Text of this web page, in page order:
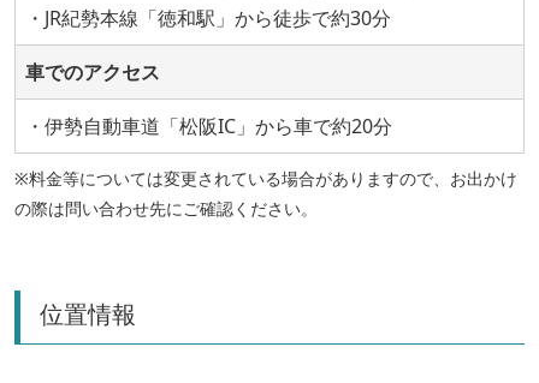
・JR紀勢本線「徳和駅」から徒歩で約30分
車でのアクセス
・伊勢自動車道「松阪IC」から車で約20分
※料金等については変更されている場合がありますので、お出かけ
の際は問い合わせ先にご確認ください。
位置情報